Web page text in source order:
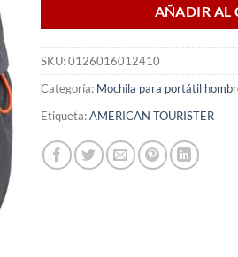
AÑADIR AL
SKU:0126016012410
Categoría: Mochila para portátil
Etiqueta:AMERICAN TOURISTER